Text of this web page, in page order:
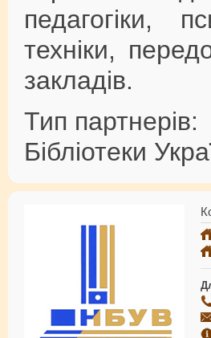
педагогіки,
техніки,
закладів.
Тип партнерів:
Бібліотеки